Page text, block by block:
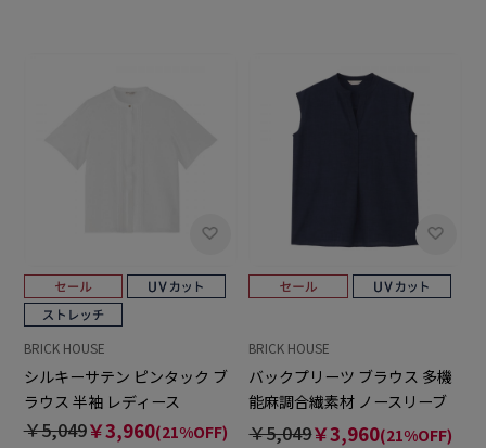
BRICK HOUSE
シルキーサテン ピンタック ブ
ラウス 半袖 レディース
￥5,049￥3,960(21%OFF)
BRICK HOUSE
バックプリーツ ブラウス 多機
能麻調合繊素材 ノースリーブ
セットアップ可能 レディース
￥5,049￥3,960(21%OFF)